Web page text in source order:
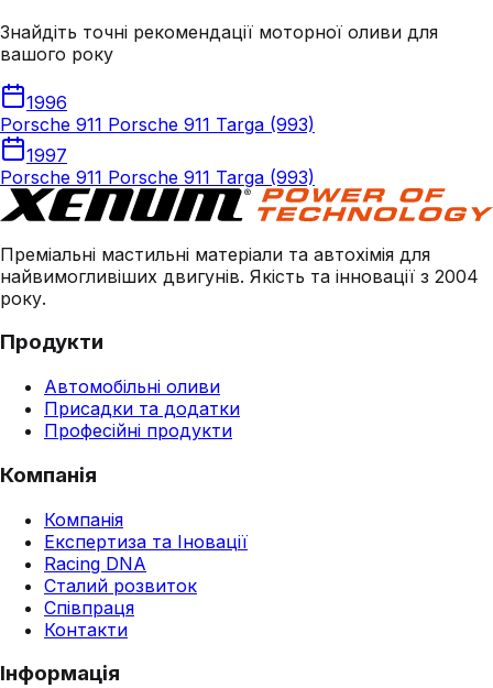
Знайдіть точні рекомендації моторної оливи для
вашого року
1996
Porsche 911 Porsche 911 Targa (993)
1997
Porsche 911 Porsche 911 Targa (993)
Преміальні мастильні матеріали та автохімія для
найвимогливіших двигунів. Якість та інновації з 2004
року.
Продукти
Автомобільні оливи
Присадки та додатки
Професійні продукти
Компанія
Компанія
Експертиза та Іновації
Racing DNA
Сталий розвиток
Співпраця
Контакти
Інформація